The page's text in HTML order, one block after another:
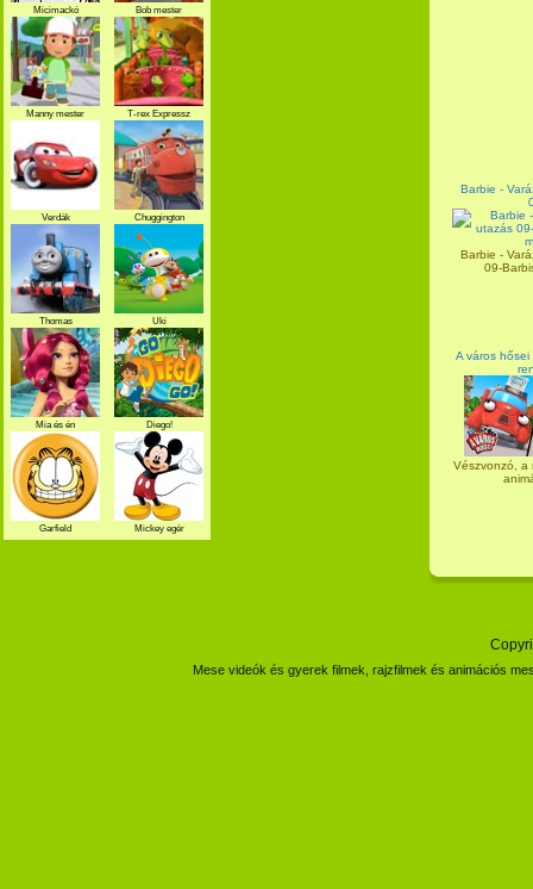
Barbie -
Barbie -
09-
A város
Vészvonzó, a
Micimackó Bob mester
Manny mester T-rex Expressz
Verdák Chuggington
Thomas Uki
Mia és én Diego!
Garfield Mickey egér
Mese videók és gyerek filmek, rajzfilmek és animációs